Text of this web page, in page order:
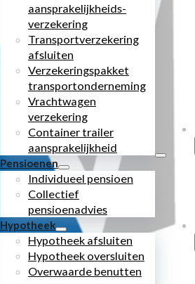
aansprakelijkheids­
verzekering
Transportverzekering
afsluiten
Verzekeringspakket
transportonderneming
Vrachtwagen
verzekering
Container trailer
aansprakelijkheid
Pensioenen
Individueel pensioen
Collectief
pensioenadvies
Hypotheek
Hypotheek afsluiten
Hypotheek oversluiten
Overwaarde benutten